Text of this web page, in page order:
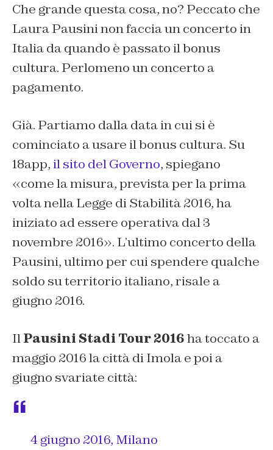
Che grande questa cosa, no? Peccato che
Laura Pausini non faccia un concerto in
Italia da quando è passato il bonus
cultura. Perlomeno un concerto a
pagamento.
Già. Partiamo dalla data in cui si è
cominciato a usare il bonus cultura. Su
18app,il sito del Governo, spiegano
«come la misura, prevista per la prima
volta nella Legge di Stabilità 2016, ha
iniziato ad essere operativa dal 3
novembre 2016». L’ultimo concerto della
Pausini, ultimo per cui spendere qualche
soldo su territorio italiano, risale a
giugno 2016.
IlPausini Stadi Tour 2016ha toccato a
maggio 2016 la città di Imola e poi a
giugno svariate città:
4 giugno 2016, Milano